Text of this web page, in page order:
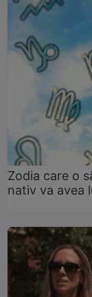
Zodia care o
nativ va avea